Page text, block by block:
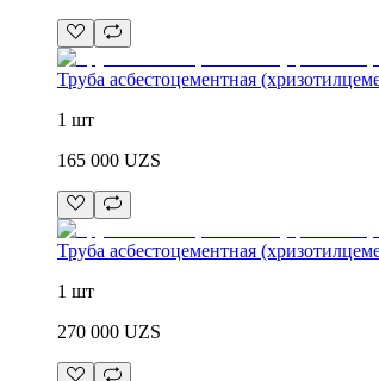
Труба асбестоцементная
1 шт
165 000 UZS
Труба асбестоцементная
1 шт
270 000 UZS